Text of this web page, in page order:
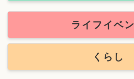
ライフイベ
くらし